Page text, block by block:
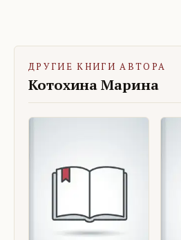
ДРУГИЕ КНИГИ АВТОРА
Котохина Марина